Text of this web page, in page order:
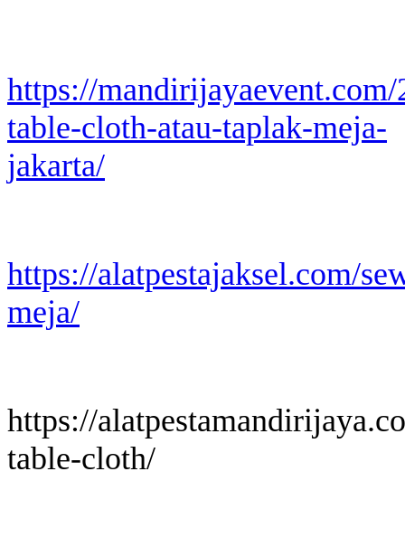
https://
table-cloth-atau-taplak-meja-
jakarta/
https://alatpestajaksel.com/
meja/
https://
table-cloth/